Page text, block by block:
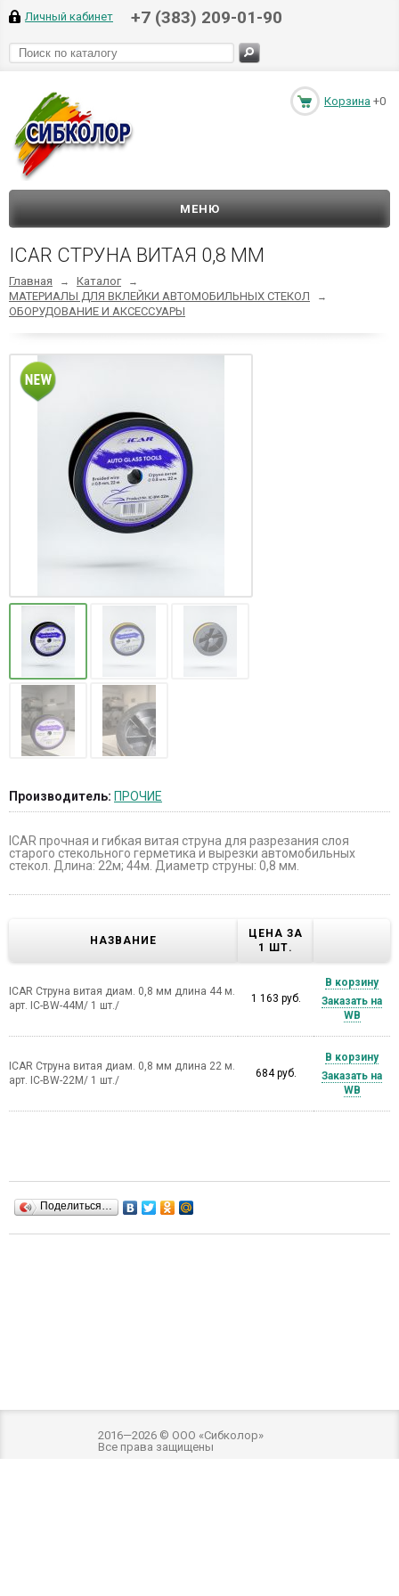
Личный кабинет +7 (383) 209-01-90
Корзина +0
МЕНЮ
ICAR СТРУНА ВИТАЯ 0,8 ММ
Главная → Каталог →
МАТЕРИАЛЫ ДЛЯ ВКЛЕЙКИ АВТОМОБИЛЬНЫХ СТЕКОЛ →
ОБОРУДОВАНИЕ И АКСЕССУАРЫ
Производитель: ПРОЧИЕ
ICAR прочная и гибкая витая струна для разрезания слоя
старого стекольного герметика и вырезки автомобильных
стекол. Длина: 22м; 44м. Диаметр струны: 0,8 мм.
НАЗВАНИЕ
ЦЕНА ЗА
1 ШТ.
ICAR Струна витая диам. 0,8 мм длина 44 м.
арт. IC-BW-44M/ 1 шт./
1 163 руб.
В корзину
Заказать на
WB
ICAR Струна витая диам. 0,8 мм длина 22 м.
арт. IC-BW-22M/ 1 шт./
684 руб.
В корзину
Заказать на
WB
Поделиться…
2016—2026 © ООО «Сибколор»
Все права защищены